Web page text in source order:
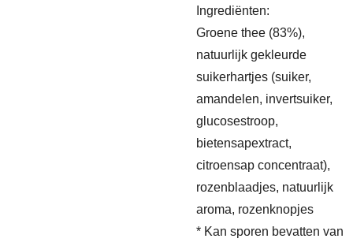
Ingrediënten:
Groene thee (83%),
natuurlijk gekleurde
suikerhartjes (suiker,
amandelen, invertsuiker,
glucosestroop,
bietensapextract,
citroensap concentraat),
rozenblaadjes, natuurlijk
aroma, rozenknopjes
* Kan sporen bevatten van